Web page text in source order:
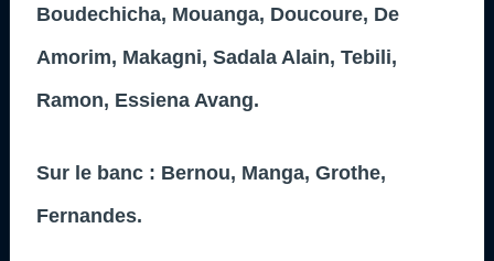
Boudechicha, Mouanga, Doucoure, De
Amorim, Makagni, Sadala Alain, Tebili,
Ramon, Essiena Avang.
Sur le banc : Bernou, Manga, Grothe,
Fernandes.